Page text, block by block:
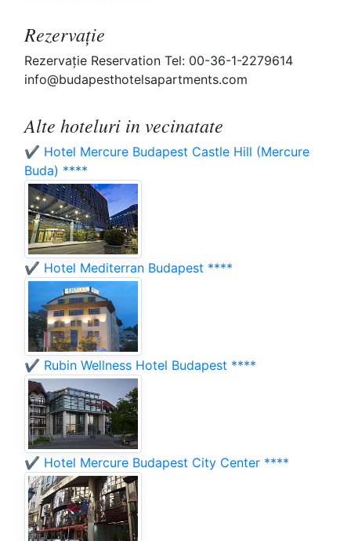
Rezervaţie
Rezervaţie Reservation Tel: 00-36-1-2279614
info@budapesthotelsapartments.com
Alte hoteluri in vecinatate
✔️ Hotel Mercure Budapest Castle Hill (Mercure
Buda) ****
✔️ Hotel Mediterran Budapest ****
✔️ Rubin Wellness Hotel Budapest ****
✔️ Hotel Mercure Budapest City Center ****